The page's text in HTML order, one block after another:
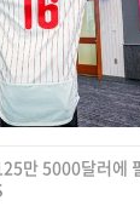
만 5000달러에